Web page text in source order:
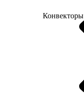
Конвекторы